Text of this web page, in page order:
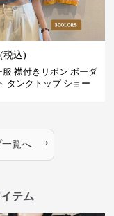
(税込)
服 襟付きリボン ボーダ
タンクトップ ショー
一覧へ ›
テム